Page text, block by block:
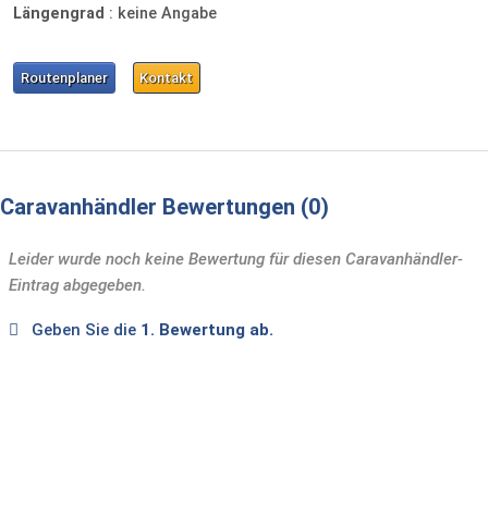
Längengrad : keine Angabe
Routenplaner Kontakt
Caravanhändler Bewertungen 0
Leider wurde noch keine Bewertung für diesen Caravanhändler-
Eintrag abgegeben.
Geben Sie die 1. Bewertung ab.